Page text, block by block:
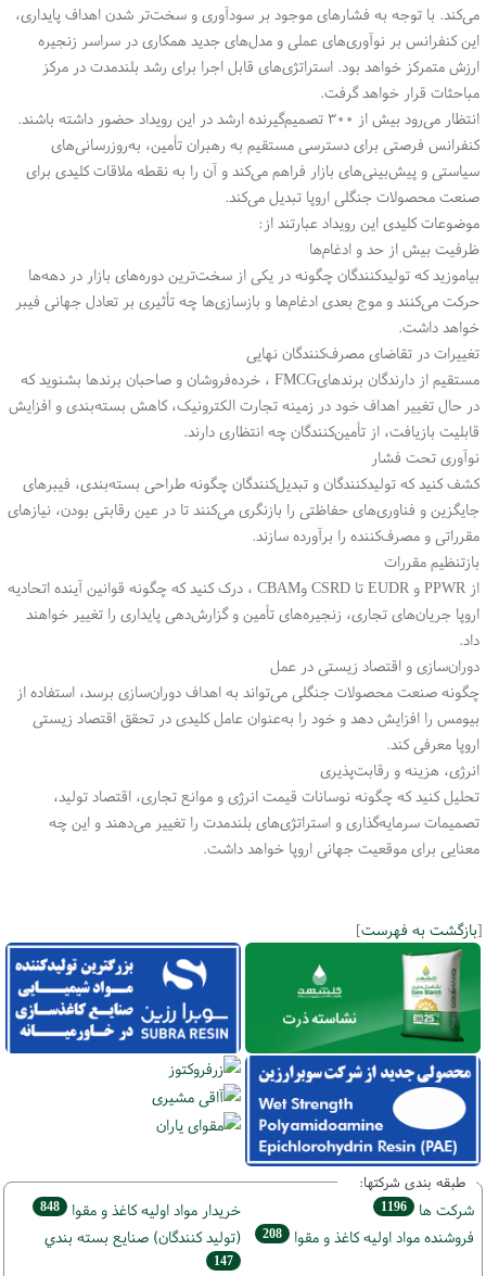
می‌کند. با توجه به فشارهای موجود بر سودآوری و سخت‌تر شدن اهداف پایداری،
این کنفرانس بر نوآوری‌های عملی و مدل‌های جدید همکاری در سراسر زنجیره
ارزش متمرکز خواهد بود. استراتژی‌های قابل اجرا برای رشد بلندمدت در مرکز
مباحثات قرار خواهد گرفت.
انتظار می‌رود بیش از ۳۰۰ تصمیم‌گیرنده ارشد در این رویداد حضور داشته باشند.
کنفرانس فرصتی برای دسترسی مستقیم به رهبران تأمین، به‌روزرسانی‌های
سیاستی و پیش‌بینی‌های بازار فراهم می‌کند و آن را به نقطه ملاقات کلیدی برای
صنعت محصولات جنگلی اروپا تبدیل می‌کند.
موضوعات کلیدی این رویداد عبارتند از :
ظرفیت بیش از حد و ادغام‌ها
بیاموزید که تولیدکنندگان چگونه در یکی از سخت‌ترین دوره‌های بازار در دهه‌ها
حرکت می‌کنند و موج بعدی ادغام‌ها و بازسازی‌ها چه تأثیری بر تعادل جهانی فیبر
خواهد داشت.
تغییرات در تقاضای مصرف‌کنندگان نهایی
مستقیم از دارندگان برندهایFMCG ، خرده‌فروشان و صاحبان برندها بشنوید که
در حال تغییر اهداف خود در زمینه تجارت الکترونیک، کاهش بسته‌بندی و افزایش
قابلیت بازیافت، از تأمین‌کنندگان چه انتظاری دارند.
نوآوری تحت فشار
کشف کنید که تولیدکنندگان و تبدیل‌کنندگان چگونه طراحی بسته‌بندی، فیبرهای
جایگزین و فناوری‌های حفاظتی را بازنگری می‌کنند تا در عین رقابتی بودن، نیازهای
مقرراتی و مصرف‌کننده را برآورده سازند.
بازتنظیم مقررات
از PPWRو EUDRتا CSRDوCBAM ، درک کنید که چگونه قوانین آینده اتحادیه
اروپا جریان‌های تجاری، زنجیره‌های تأمین و گزارش‌دهی پایداری را تغییر خواهند
داد.
دوران‌سازی و اقتصاد زیستی در عمل
چگونه صنعت محصولات جنگلی می‌تواند به اهداف دوران‌سازی برسد، استفاده از
بیومس را افزایش دهد و خود را به‌عنوان عامل کلیدی در تحقق اقتصاد زیستی
اروپا معرفی کند.
انرژی، هزینه و رقابت‌پذیری
تحلیل کنید که چگونه نوسانات قیمت انرژی و موانع تجاری، اقتصاد تولید،
تصمیمات سرمایه‌گذاری و استراتژی‌های بلندمدت را تغییر می‌دهند و این چه
معنایی برای موقعیت جهانی اروپا خواهد داشت.
[بازگشت به فهرست]
طبقه بندی شرکتها:
شركت ها 1196 خريدار مواد اوليه كاغذ و مقوا 848
فروشنده مواد اوليه كاغذ و مقوا 208 (تولید كنندگان) صنايع بسته بندي
147